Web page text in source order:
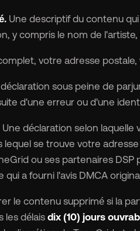
Une descriptif du contenu
y compris le nom de l'artiste,
votre adresse
sous peine de
d'une erreur ou d'une
Une déclaration selon laquelle
se trouve votre
ou ses partenaires
a fourni l'avis DMCA
le contenu supprimé si la
les délaisdix (10) jours